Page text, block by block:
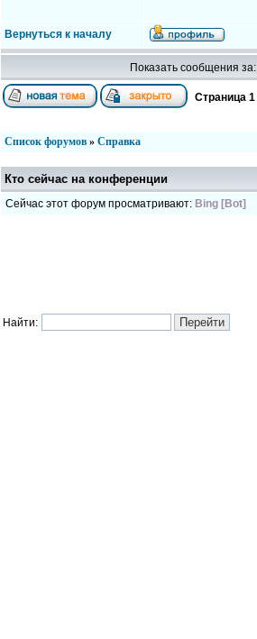
Вернуться к началу
Показать сообщения за:
Страница 1
Список форумов » Справка
Кто сейчас на конференции
Сейчас этот форум просматривают: Bing [Bot]
Найти: